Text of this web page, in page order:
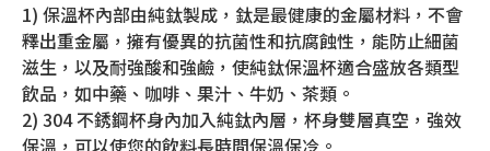
1) 保溫杯內部由純鈦製成，鈦是最健康的金屬材料，不會
釋出重金屬，擁有優異的抗菌性和抗腐蝕性，能防止細菌
滋生，以及耐強酸和強鹼，使純鈦保溫杯適合盛放各類型
飲品，如中藥、咖啡、果汁、牛奶、茶類。
2) 304 不銹鋼杯身內加入純鈦內層，杯身雙層真空，強效